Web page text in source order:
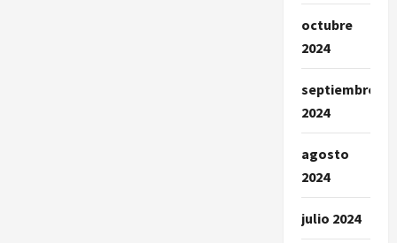
octubre
2024
septiembre
2024
agosto
2024
julio 2024